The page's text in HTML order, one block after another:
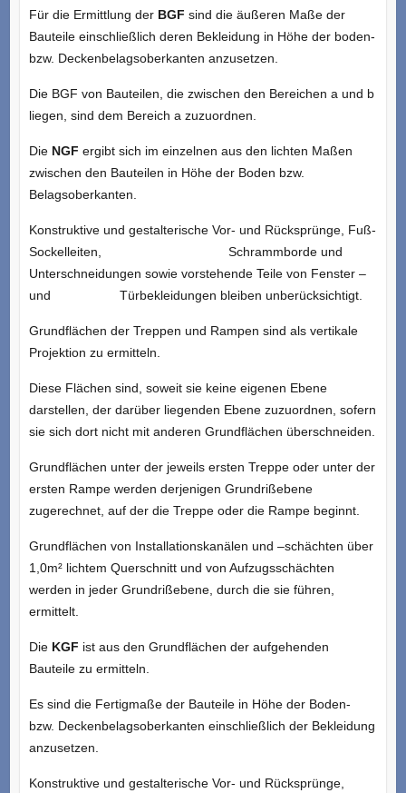
Für die Ermittlung der BGF sind die äußeren Maße der
Bauteile einschließlich deren Bekleidung in Höhe der boden-
bzw. Deckenbelagsoberkanten anzusetzen.
Die BGF von Bauteilen, die zwischen den Bereichen a und b
liegen, sind dem Bereich a zuzuordnen.
Die NGF ergibt sich im einzelnen aus den lichten Maßen
zwischen den Bauteilen in Höhe der Boden bzw.
Belagsoberkanten.
Konstruktive und gestalterische Vor- und Rücksprünge, Fuß-
Sockelleiten, Schrammborde und
Unterschneidungen sowie vorstehende Teile von Fenster –
und Türbekleidungen bleiben unberücksichtigt.
Grundflächen der Treppen und Rampen sind als vertikale
Projektion zu ermitteln.
Diese Flächen sind, soweit sie keine eigenen Ebene
darstellen, der darüber liegenden Ebene zuzuordnen, sofern
sie sich dort nicht mit anderen Grundflächen überschneiden.
Grundflächen unter der jeweils ersten Treppe oder unter der
ersten Rampe werden derjenigen Grundrißebene
zugerechnet, auf der die Treppe oder die Rampe beginnt.
Grundflächen von Installationskanälen und –schächten über
1,0m² lichtem Querschnitt und von Aufzugsschächten
werden in jeder Grundrißebene, durch die sie führen,
ermittelt.
Die KGF ist aus den Grundflächen der aufgehenden
Bauteile zu ermitteln.
Es sind die Fertigmaße der Bauteile in Höhe der Boden-
bzw. Deckenbelagsoberkanten einschließlich der Bekleidung
anzusetzen.
Konstruktive und gestalterische Vor- und Rücksprünge,